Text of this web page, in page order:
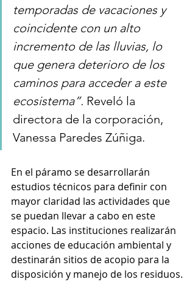
temporadas de vacaciones y
coincidente con un alto
incremento de las lluvias, lo
que genera deterioro de los
caminos para acceder a este
ecosistema”. Reveló la
directora de la corporación,
Vanessa Paredes Zúñiga.
En el páramo se desarrollarán
estudios técnicos para definir con
mayor claridad las actividades que
se puedan llevar a cabo en este
espacio. Las instituciones realizarán
acciones de educación ambiental y
destinarán sitios de acopio para la
disposición y manejo de los residuos.